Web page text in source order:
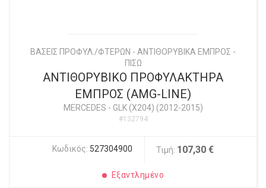
ΒΑΣΕΙΣ ΠΡΟΦΥΛ./ΦΤΕΡΩΝ - ΑΝΤΙΘΟΡΥΒΙΚΑ ΕΜΠΡΟΣ -
ΠΙΣΩ
ΑΝΤΙΘΟΡΥΒΙΚΟ ΠΡΟΦΥΛΑΚΤΗΡΑ
ΕΜΠΡΟΣ (AMG-LINE)
MERCEDES - GLK (X204) (2012-2015)
#132794
Κωδικός: 527304900 Τιμή: 107,30 €
Εξαντλημένο